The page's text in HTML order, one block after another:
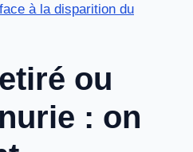
à la disparition du
ou
: on